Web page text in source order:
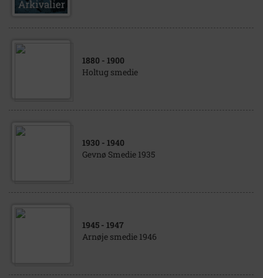
1880 - 1900
Holtug smedie
1930 - 1940
Gevnø Smedie 1935
1945 - 1947
Arnøje smedie 1946